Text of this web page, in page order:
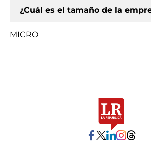
¿Cuál es el tamaño de la
MICRO